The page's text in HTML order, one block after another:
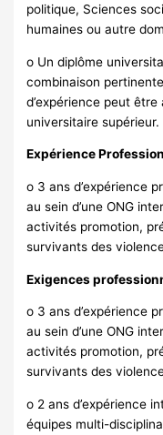
politique, Sciences
humaines ou autre
o Un diplôme
combinaison
d’expérience peut
universitaire supérieur.
Expérience
o 3 ans d’expérience
au sein d’une ONG
activités promotion,
survivants des
Exigences
o 3 ans d’expérience
au sein d’une ONG
activités promotion,
survivants des
o 2 ans d’expérience
équipes multi-